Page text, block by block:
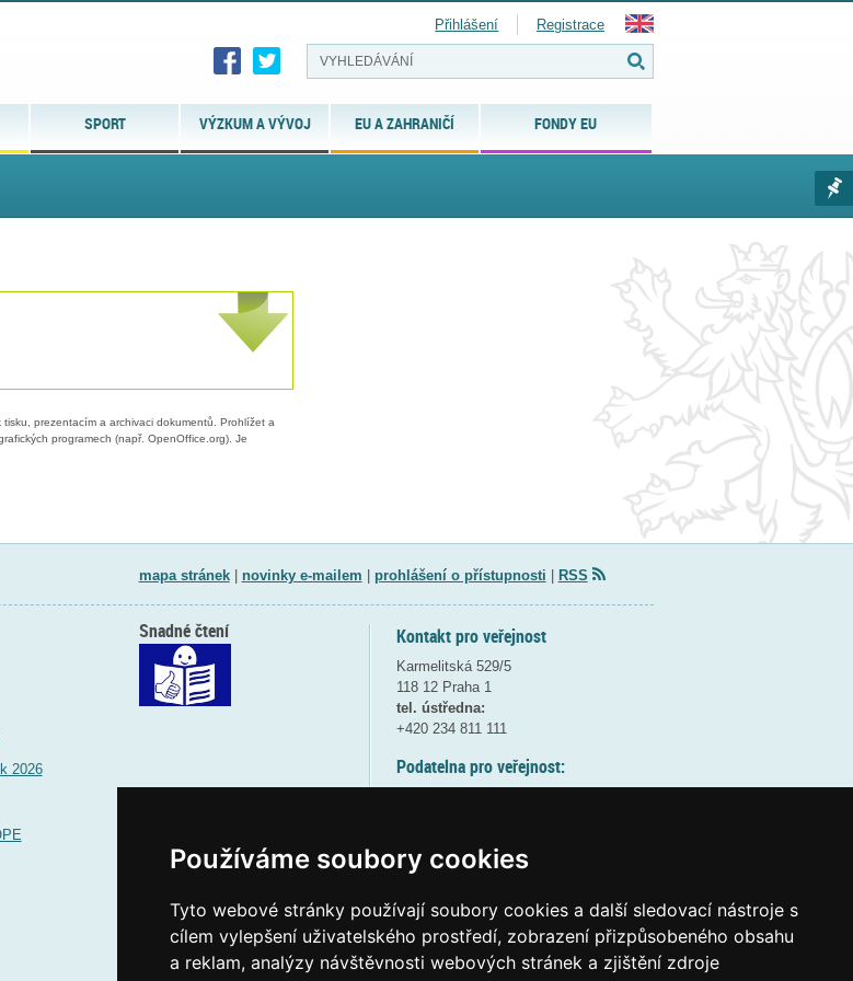
Používáme soubory cookies
Tyto webové stránky používají soubory cookies a další sledovací nástroje s
cílem vylepšení uživatelského prostředí, zobrazení přizpůsobeného obsahu
a reklam, analýzy návštěvnosti webových stránek a zjištění zdroje
SPORT VÝZKUM A VÝVOJ EU A ZAHRANIČÍ FONDY EU
Přihlášení Registrace
prezentacím a archivaci dokumentů. Prohlížet a
programech (např. OpenOffice.org). Je
mapa stránek| novinky e-mailem prohlášení o přístupnosti RSS
2026
Kontakt pro veřejnost
Karmelitská 529/5
118 12 Praha 1
tel. ústředna:
+420 234 811 111
Podatelna pro veřejnost:
(více informací
Elektronická podatelna:
posta@msmtgov cz
Snadné čtení